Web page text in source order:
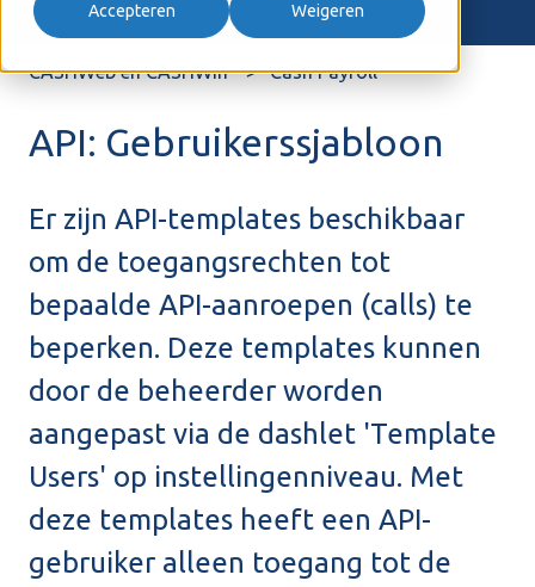
Accepteren Weigeren
CASHWeb en CASHWin Cash Payroll
API: Gebruikerssjabloon
Er zijn API-templates beschikbaar
om de toegangsrechten tot
bepaalde API-aanroepen (calls) te
beperken. Deze templates kunnen
door de beheerder worden
aangepast via de dashlet 'Template
Users' op instellingenniveau. Met
deze templates heeft een API-
gebruiker alleen toegang tot de